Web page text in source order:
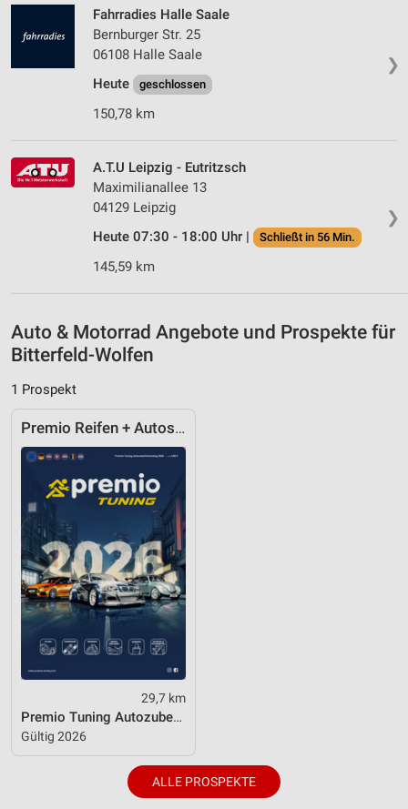
❯
Fahrradies Halle Saale
Bernburger Str. 25
06108 Halle Saale
Heute
geschlossen
150,78 km
❯
A.T.U Leipzig - Eutritzsch
Maximilianallee 13
04129 Leipzig
Heute 07:30 - 18:00 Uhr |
Schließt in 56 Min.
145,59 km
Auto & Motorrad Angebote und Prospekte für
Bitterfeld-Wolfen
1 Prospekt
Premio Reifen + Autoservice
29,7 km
Premio Tuning Autozubehörkatalog 2026
Gültig 2026
ALLE PROSPEKTE
Verwendung reduzierter Daten zur Auswahl von
IAB-Besonderheiten:
Verwendung genauer Standortdaten
Informationen identifizieren
Nicht-IAB-Verarbeitungszwecke:
Performance
Werbung